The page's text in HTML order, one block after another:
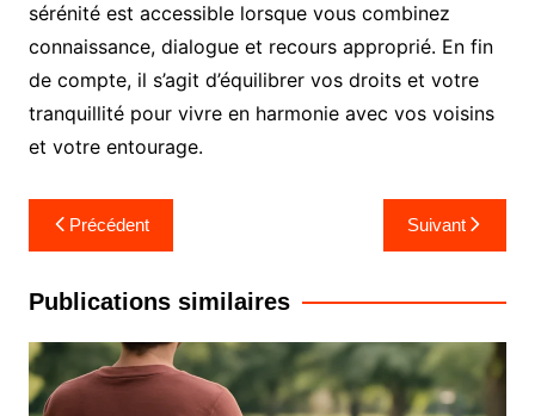
sérénité est accessible lorsque vous combinez
connaissance, dialogue et recours approprié. En fin
de compte, il s’agit d’équilibrer vos droits et votre
tranquillité pour vivre en harmonie avec vos voisins
et votre entourage.
Navigation
de
l’article
Précédent Suivant
Publications similaires